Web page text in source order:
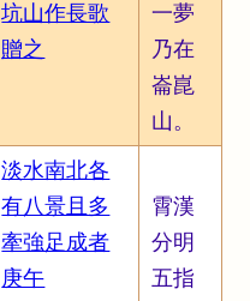
坑山作長歌
贈之
一夢
乃在
崙崑
山。
淡水南北各
有八景且多
牽強足成者
庚午
霄漢
分明
五指